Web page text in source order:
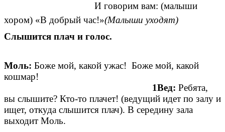
И говорим вам: (малыши
хором) «В добрый час!»(Малыши уходят)
Слышится плач и голос.
Моль: Боже мой, какой ужас! Боже мой, какой
кошмар!
1Вед: Ребята,
вы слышите? Кто-то плачет! (ведущий идет по залу и
ищет, откуда слышится плач). В середину зала
выходит Моль.